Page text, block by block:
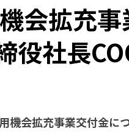
会拡充
役社長
会拡充事業交付金に